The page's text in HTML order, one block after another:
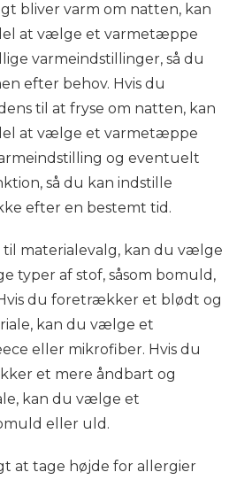
bliver varm om natten, kan
at vælge et varmetæppe
varmeindstillinger, så du
efter behov. Hvis du
til at fryse om natten, kan
at vælge et varmetæppe
og eventuelt
så du kan indstille
efter en bestemt tid.
til materialevalg, kan du vælge
typer af stof, såsom bomuld,
du foretrækker et blødt og
kan du vælge et
eller mikrofiber. Hvis du
et mere åndbart og
kan du vælge et
eller uld.
at tage højde for allergier